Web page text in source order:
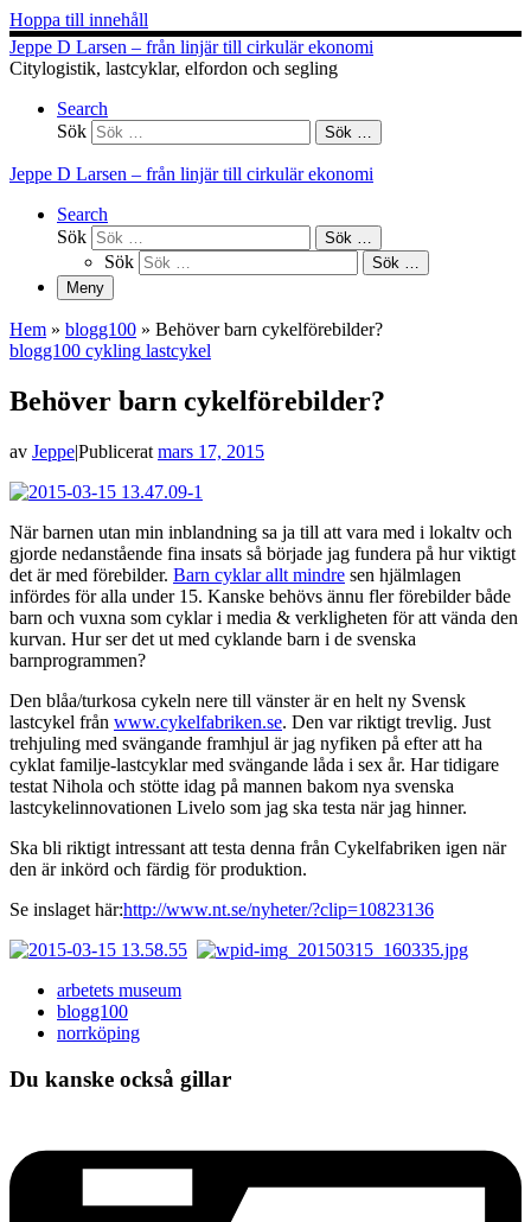
Hoppa till innehåll
Jeppe D Larsen – från linjär till cirkulär ekonomi
Citylogistik, lastcyklar, elfordon och segling
Search
Sök
Sök …
Jeppe D Larsen – från linjär till cirkulär ekonomi
Search
Sök
Sök …
Sök
Sök …
Meny
Hem » blogg100 » Behöver barn cykelförebilder?
blogg100 cykling lastcykel
Behöver barn cykelförebilder?
av Jeppe|Publicerat mars 17, 2015
När barnen utan min inblandning sa ja till att vara med i lokaltv och
gjorde nedanstående fina insats så började jag fundera på hur viktigt
det är med förebilder. Barn cyklar allt mindre sen hjälmlagen
infördes för alla under 15. Kanske behövs ännu fler förebilder både
barn och vuxna som cyklar i media & verkligheten för att vända den
kurvan. Hur ser det ut med cyklande barn i de svenska
barnprogrammen?
Den blåa/turkosa cykeln nere till vänster är en helt ny Svensk
lastcykel från www.cykelfabriken.se. Den var riktigt trevlig. Just
trehjuling med svängande framhjul är jag nyfiken på efter att ha
cyklat familje-lastcyklar med svängande låda i sex år. Har tidigare
testat Nihola och stötte idag på mannen bakom nya svenska
lastcykelinnovationen Livelo som jag ska testa när jag hinner.
Ska bli riktigt intressant att testa denna från Cykelfabriken igen när
den är inkörd och färdig för produktion.
Se inslaget här:http://www.nt.se/nyheter/?clip=10823136
arbetets museum
blogg100
norrköping
Du kanske också gillar